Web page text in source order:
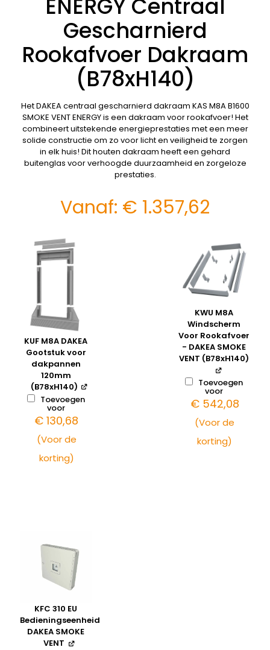
ENERGY Centraal
Gescharnierd
Rookafvoer Dakraam
(B78xH140)
Het DAKEA centraal gescharnierd dakraam KAS M8A B1600
SMOKE VENT ENERGY is een dakraam voor rookafvoer! Het
combineert uitstekende energieprestaties met een meer
solide constructie om zo voor licht en veiligheid te zorgen
in elk huis! Dit houten dakraam heeft een gehard
buitenglas voor verhoogde duurzaamheid en zorgeloze
prestaties.
Vanaf: € 1.357,62
KUF M8A DAKEA
Gootstuk voor
dakpannen
120mm
(B78xH140)
Toevoegen
voor
€ 130,68
(Voor de
korting)
KWU M8A
Windscherm
Voor Rookafvoer
- DAKEA SMOKE
VENT (B78xH140)
Toevoegen
voor
€542,08
(Voor de
korting)
KFC 310 EU
Bedieningseenheid
DAKEA SMOKE
VENT